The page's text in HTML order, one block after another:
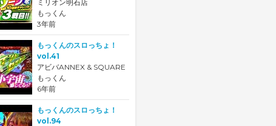
ミリオン明石店
もっくん
3年前
もっくんのスロっちょ！
vol.41
アビバANNEX & SQUARE
もっくん
6年前
もっくんのスロっちょ！
vol.94